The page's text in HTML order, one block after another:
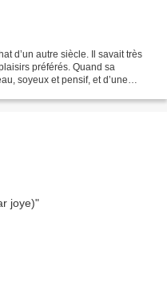
d’un autre siècle. Il savait très
préférés. Quand sa
soyeux et pensif, et d’une